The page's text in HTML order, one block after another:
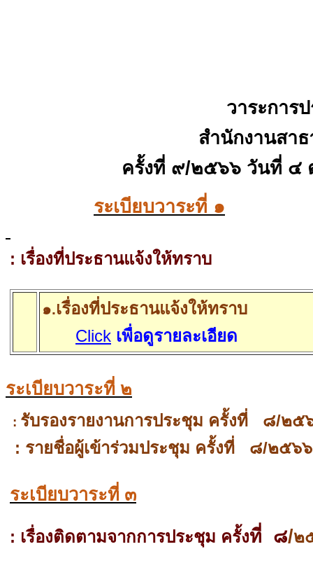
วาระการ
สำนักงานสา
ครั้งที่ ๙/๒๕๖๖ วันที่ ๔
ระเบียบวาระที่ ๑
: เรื่องที่ประธานแจ้งให้ทราบ
๑.เรื่องที่ประธานแจ้งให้ทราบ
Click เพื่อดูรายละเอียด
ระเบียบวาระที่ ๒
: รับรองรายงานการประชุม ครั้งที่
๘/๒๕
: รายชื่อผู้เข้าร่วมประชุม ครั้งที่ ๘/๒๕๖๖
ระเบียบวาระที่ ๓
: เรื่องติดตามจากการประชุม ครั้งที่ ๘/๒